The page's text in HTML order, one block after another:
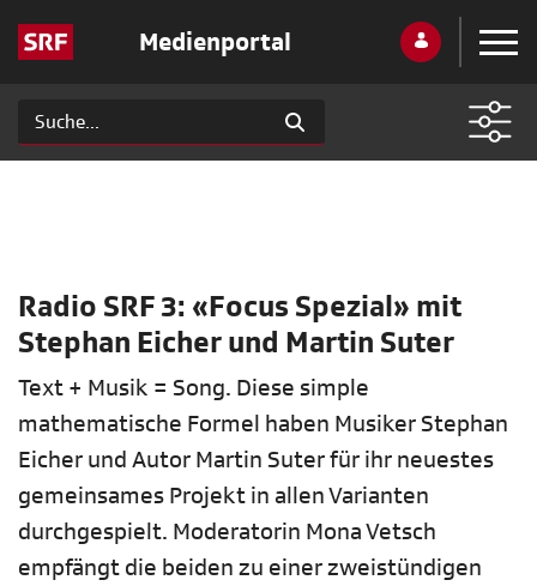
Medienportal
Radio SRF 3: «Focus Spezial» mit
Stephan Eicher und Martin Suter
Text + Musik = Song. Diese simple
mathematische Formel haben Musiker Stephan
Eicher und Autor Martin Suter für ihr neuestes
gemeinsames Projekt in allen Varianten
durchgespielt. Moderatorin Mona Vetsch
empfängt die beiden zu einer zweistündigen